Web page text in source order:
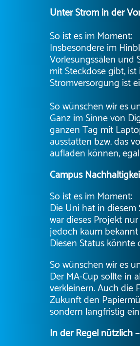
Unter Strom in der
So ist es im Moment:
Insbesondere im
Vorlesungssälen und
mit Steckdose gibt,
Stromversorgung ist
So wünschen wir es
Ganz im Sinne von
ganzen Tag mit
ausstatten bzw. das
aufladen können,
Campus
So ist es im Moment:
Die Uni hat in
war dieses Projekt
jedoch kaum bekannt
Diesen Status
So wünschen wir es
Der MA-Cup sollte in
verkleinern. Auch die
Zukunft den
sondern langfristig
In der Regel nützlich